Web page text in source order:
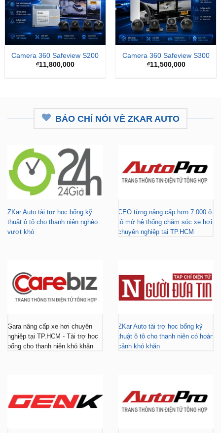
Camera 360 Safeview S200
₫11,800,000
Camera 360 Safeview S300
₫11,500,000
BÁO CHÍ NÓI VỀ ZKAR AUTO
ZKar Auto tài trợ học bổng kỹ
thuật ô tô cho thanh niên nghèo
vượt khó
CEO từng nâng cấp hơn 7.000 ô
tô mở hệ thống chăm sóc xe hơi
chuyên nghiệp tại TP.HCM
Gara nâng cấp xe hơi chuyên
nghiệp tại TP.HCM - Tài trợ học
bổng cho thanh niên khó khăn
ZKar Auto tài trợ học bổng kỹ
thuật ô tô cho thanh niên có hoàn
cảnh khó khăn